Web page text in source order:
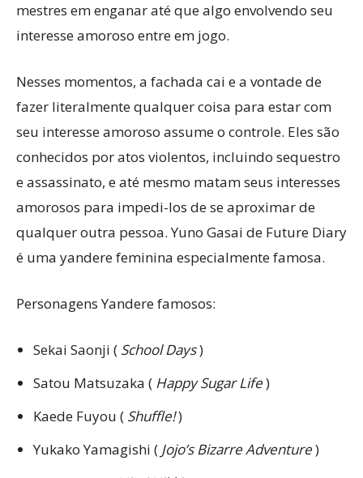
mestres em enganar até que algo envolvendo seu
interesse amoroso entre em jogo.
Nesses momentos, a fachada cai e a vontade de
fazer literalmente qualquer coisa para estar com
seu interesse amoroso assume o controle. Eles são
conhecidos por atos violentos, incluindo sequestro
e assassinato, e até mesmo matam seus interesses
amorosos para impedi-los de se aproximar de
qualquer outra pessoa. Yuno Gasai de Future Diary
é uma yandere feminina especialmente famosa.
Personagens Yandere famosos:
Sekai Saonji ( School Days)
Satou Matsuzaka ( Happy Sugar Life)
Kaede Fuyou ( Shuffle!)
Yukako Yamagishi ( Jojo’s Bizarre Adventure)